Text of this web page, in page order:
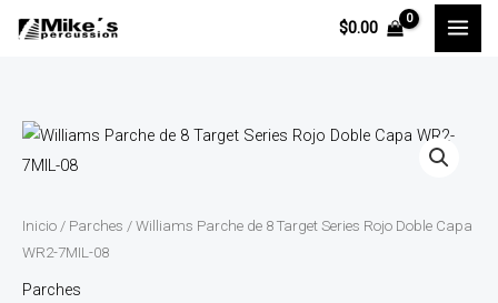
$0.00
Inicio / Parches / Williams Parche de 8 Target Series Rojo Doble Capa
WR2-7MIL-08
Parches
Williams
Parche
8
Target
Series